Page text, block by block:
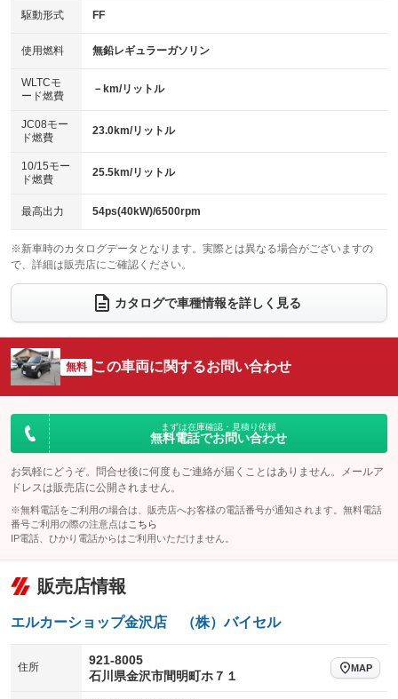
USB入力端子
：装備あり
100V電源
：装備なし
センターデフロック
：装備なし
電動格納ミラー
：装備あり
HID(キセノンライト)
：装備なし
バックカメラ
：装備あり
エアロ
：装備なし
：装備なし
パワーシート
ベンチシート
：装備あり
チップアップシート
：装備なし
：装備なし ：装備なし
ウォークスルー
：装備なし
電動リアゲート フロントカメラ
：装備なし
：装備なし ：装備なし
サイドカメラ
：装備なし ルーフレール
：装備なし
：装備なし
：装備なし
駆動形式 FF
使用燃料 無鉛レギュラーガソリン
WLTCモ
ード燃費
－km/リットル
JC08モー
ド燃費
23.0km/リットル
10/15モー
ド燃費
25.5km/リットル
最高出力 54ps(40kW)/6500rpm
※新車時のカタログデータとなります。実際とは異なる場合がございますの
で、詳細は販売店にご確認ください。
カタログで車種情報を詳しく見る
無料 この車両に関するお問い合わせ
まずは在庫確認・見積り依頼
無料電話でお問い合わせ
お気軽にどうぞ。問合せ後に何度もご連絡が届くことはありません。メールア
ドレスは販売店に公開されません。
※無料電話をご利用の場合は、販売店へお客様の電話番号が通知されます。無料電話
番号ご利用の際の注意点は こちら
IP電話、ひかり電話からはご利用いただけません。
販売店情報
エルカーショップ金沢店 （株）バイセル
住所
921-8005
石川県金沢市間明町ホ７１
MAP